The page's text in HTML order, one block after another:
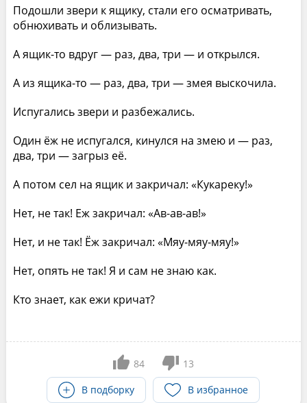
Подошли звери к ящику, стали его осматривать,
обнюхивать и облизывать.
А ящик-то вдруг — раз, два, три — и открылся.
А из ящика-то — раз, два, три — змея выскочила.
Испугались звери и разбежались.
Один ёж не испугался, кинулся на змею и — раз,
два, три — загрыз её.
А потом сел на ящик и закричал: «Кукареку!»
Нет, не так! Еж закричал: «Ав-ав-ав!»
Нет, и не так! Ёж закричал: «Мяу-мяу-мяу!»
Нет, опять не так! Я и сам не знаю как.
Кто знает, как ежи кричат?
84
13
В подборку
В избранное